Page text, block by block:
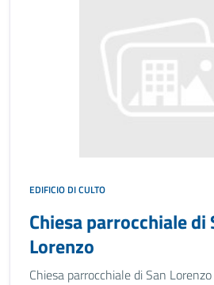
EDIFICIO DI CULTO
Chiesa parrocchiale di
Lorenzo
Chiesa parrocchiale di San Lorenzo